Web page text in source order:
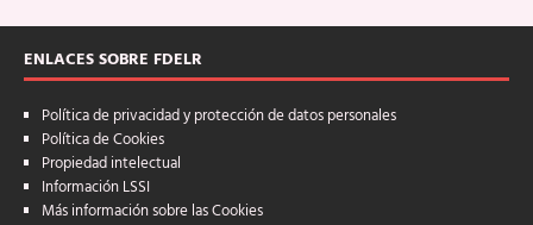
ENLACES SOBRE FDELR
Política de privacidad y protección de datos personales
Política de Cookies
Propiedad intelectual
Información LSSI
Más información sobre las Cookies